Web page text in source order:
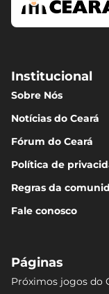
Institucional
Sobre Nós
Notícias do Ceará
Fórum do Ceará
Política de
Regras da
Fale conosco
Páginas
Próximos jogos do